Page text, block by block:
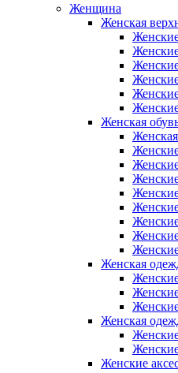
Женщина
Женская
Женская
Женская
Женская
Женские